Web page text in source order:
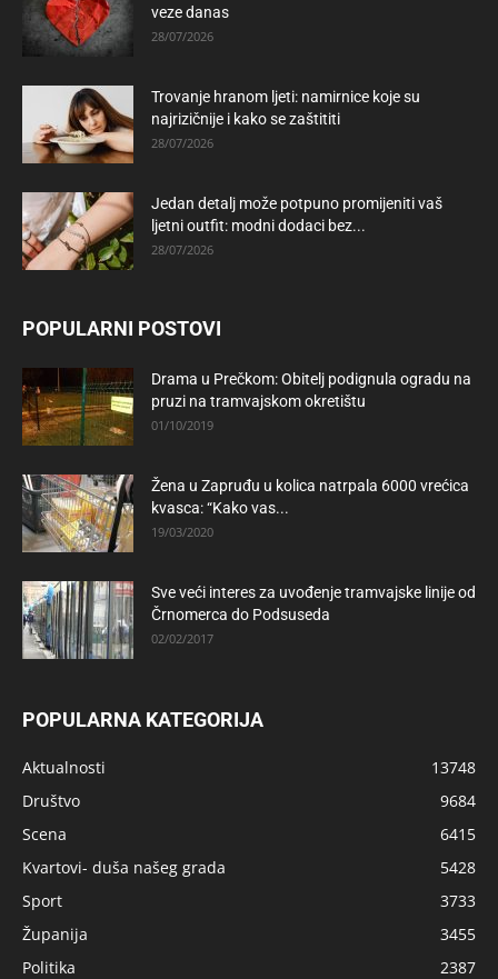
veze danas
28/07/2026
Trovanje hranom ljeti: namirnice koje su
najrizičnije i kako se zaštititi
28/07/2026
Jedan detalj može potpuno promijeniti vaš
ljetni outfit: modni dodaci bez...
28/07/2026
POPULARNI POSTOVI
Drama u Prečkom: Obitelj podignula ogradu na
pruzi na tramvajskom okretištu
01/10/2019
Žena u Zapruđu u kolica natrpala 6000 vrećica
kvasca: “Kako vas...
19/03/2020
Sve veći interes za uvođenje tramvajske linije od
Črnomerca do Podsuseda
02/02/2017
POPULARNA KATEGORIJA
Aktualnosti
13748
Društvo
9684
Scena
6415
Kvartovi- duša našeg grada
5428
Sport
3733
Županija
3455
Politika
2387